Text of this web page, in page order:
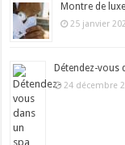
Montre de
25 janvier
Détendez-
24 décembre